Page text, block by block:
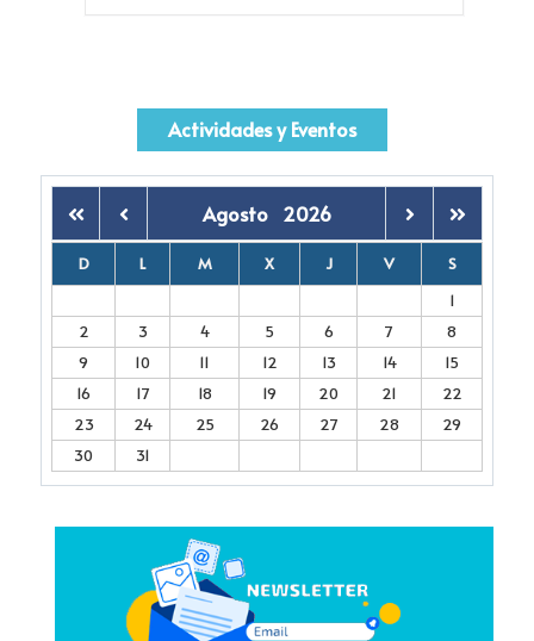
Actividades y Eventos
Agosto 2026
D L M X J V
S
1
2
3 4 5 6 7
8
9
10 11 12 13 14
15
16
17 18 19 20 21
22
23
24 25 26 27 28
29
30
31